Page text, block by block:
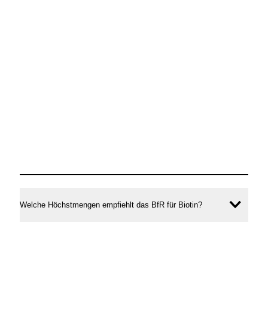
Welche Höchstmengen empfiehlt das BfR für Biotin?